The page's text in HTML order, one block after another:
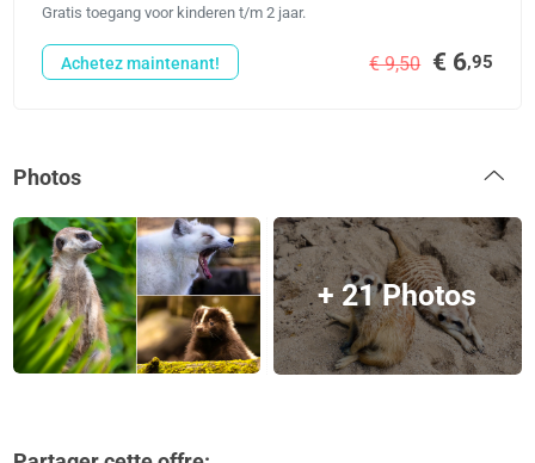
Gratis toegang voor kinderen t/m 2 jaar.
€ 9,50 € 6,95
Achetez maintenant!
Photos
+ 21 Photos